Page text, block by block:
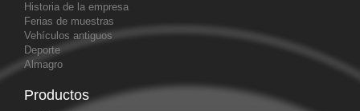
Historia de la empresa
Ferias de muestras
Vehículos antiguos
Deporte
Almagro
Productos